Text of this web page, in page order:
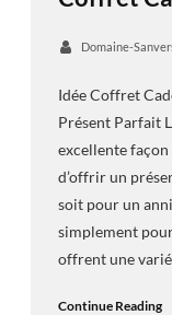
Domaine-
Idée Coffret
Présent Parfait
excellente
d’offrir un
soit pour un
simplement
offrent une
Continue Reading